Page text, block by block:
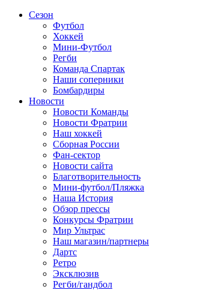
Сезон
Футбол
Хоккей
Мини-Футбол
Регби
Команда Спартак
Наши соперники
Бомбардиры
Новости
Новости Команды
Новости Фратрии
Наш хоккей
Сборная России
Фан-cектор
Новости сайта
Благотворительность
Мини-футбол/Пляжка
Наша История
Обзор прессы
Конкурсы Фратрии
Мир Ультрас
Наш магазин/партнеры
Дартс
Ретро
Эксклюзив
Регби/гандбол